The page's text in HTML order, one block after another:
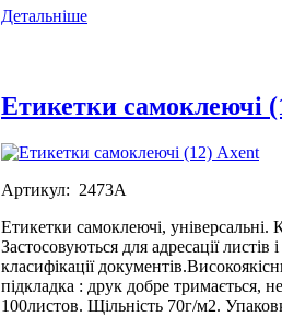
Детальніше
Етикетки самоклеючі
Артикул: 2473А
Етикетки самоклеючі,
Застосовуються для адресації
класифікації
підкладка : друк добре тримається,
100листов. Щільність 70г/м2.